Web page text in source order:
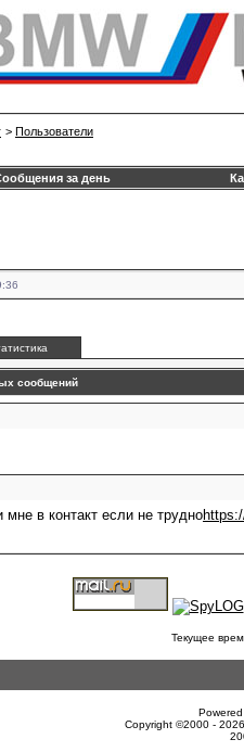
> Пользователи
за день
сообщений
в контакт если не трудно
Текущее
Copyright ©2000 -